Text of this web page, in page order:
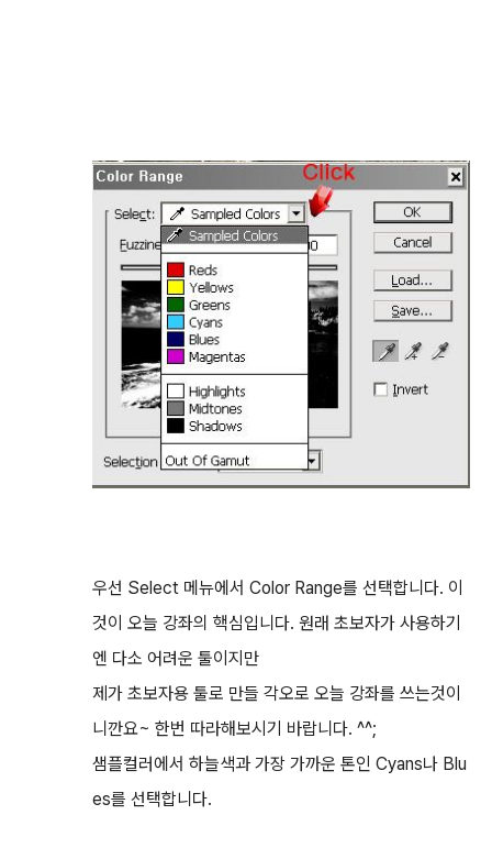
우선 Select 메뉴에서 Color Range를 선택합니다. 이
것이 오늘 강좌의 핵심입니다. 원래 초보자가 사용하기
엔 다소 어려운 툴이지만
제가 초보자용 툴로 만들 각오로 오늘 강좌를 쓰는것이
니깐요~ 한번 따라해보시기 바랍니다. ^^;
샘플컬러에서 하늘색과 가장 가까운 톤인 Cyans나 Blu
es를 선택합니다.